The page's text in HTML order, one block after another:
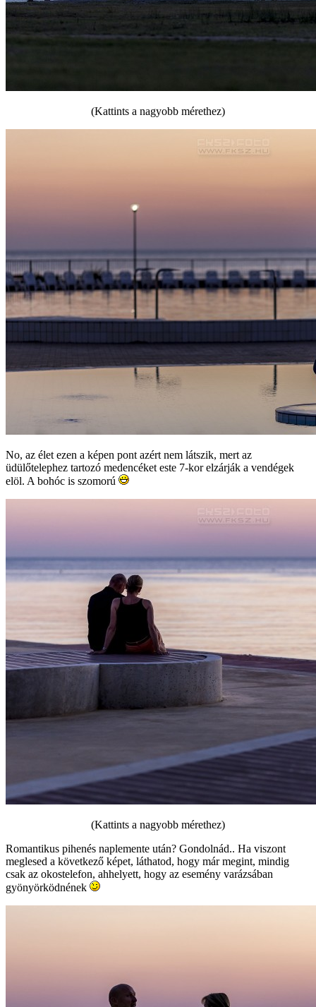
(Kattints a nagyobb mérethez)
No, az élet ezen a képen pont azért nem látszik, mert az
üdülőtelephez tartozó medencéket este 7-kor elzárják a vendégek
elöl. A bohóc is szomorú
(Kattints a nagyobb mérethez)
Romantikus pihenés naplemente után? Gondolnád.. Ha viszont
meglesed a következő képet, láthatod, hogy már megint, mindig
csak az okostelefon, ahhelyett, hogy az esemény varázsában
gyönyörködnének